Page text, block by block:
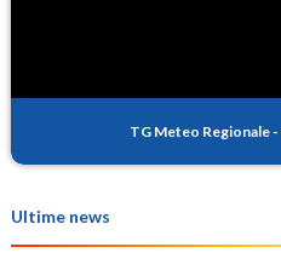
TG Meteo Regionale -
Ultime news